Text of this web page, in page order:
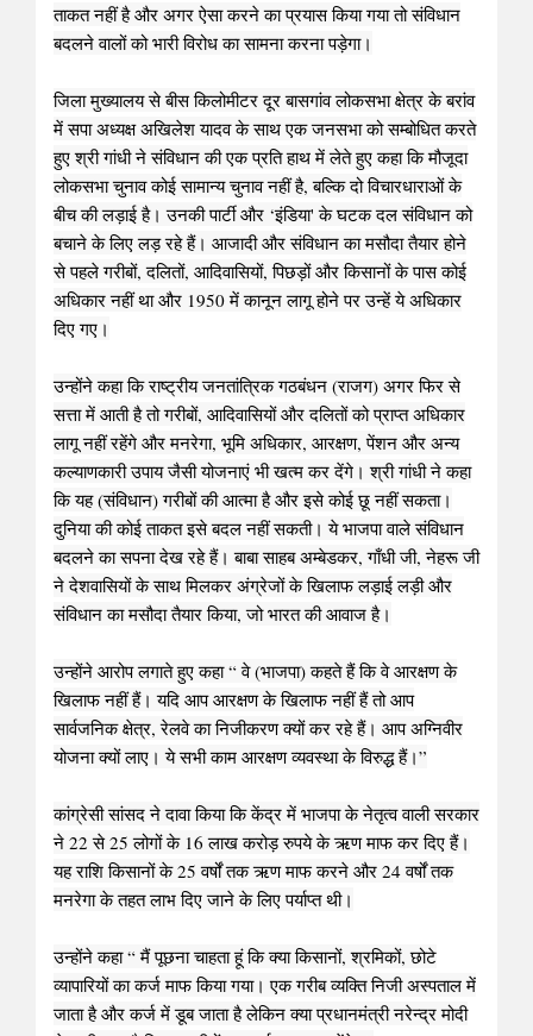
ताकत नहीं है और अगर ऐसा करने का प्रयास किया गया तो संविधान
बदलने वालों को भारी विरोध का सामना करना पड़ेगा।
जिला मुख्यालय से बीस किलोमीटर दूर बासगांव लोकसभा क्षेत्र के बरांव
में सपा अध्यक्ष अखिलेश यादव के साथ एक जनसभा को सम्बोधित करते
हुए श्री गांधी ने संविधान की एक प्रति हाथ में लेते हुए कहा कि मौजूदा
लोकसभा चुनाव कोई सामान्य चुनाव नहीं है, बल्कि दो विचारधाराओं के
बीच की लड़ाई है। उनकी पार्टी और ‘इंडिया' के घटक दल संविधान को
बचाने के लिए लड़ रहे हैं। आजादी और संविधान का मसौदा तैयार होने
से पहले गरीबों, दलितों, आदिवासियों, पिछड़ों और किसानों के पास कोई
अधिकार नहीं था और 1950 में कानून लागू होने पर उन्हें ये अधिकार
दिए गए।
उन्होंने कहा कि राष्ट्रीय जनतांत्रिक गठबंधन (राजग) अगर फिर से
सत्ता में आती है तो गरीबों, आदिवासियों और दलितों को प्राप्त अधिकार
लागू नहीं रहेंगे और मनरेगा, भूमि अधिकार, आरक्षण, पेंशन और अन्य
कल्याणकारी उपाय जैसी योजनाएं भी खत्म कर देंगे। श्री गांधी ने कहा
कि यह (संविधान) गरीबों की आत्मा है और इसे कोई छू नहीं सकता।
दुनिया की कोई ताकत इसे बदल नहीं सकती। ये भाजपा वाले संविधान
बदलने का सपना देख रहे हैं। बाबा साहब अम्बेडकर, गाँधी जी, नेहरू जी
ने देशवासियों के साथ मिलकर अंग्रेजों के खिलाफ लड़ाई लड़ी और
संविधान का मसौदा तैयार किया, जो भारत की आवाज है।
उन्होंने आरोप लगाते हुए कहा “ वे (भाजपा) कहते हैं कि वे आरक्षण के
खिलाफ नहीं हैं। यदि आप आरक्षण के खिलाफ नहीं हैं तो आप
सार्वजनिक क्षेत्र, रेलवे का निजीकरण क्यों कर रहे हैं। आप अग्निवीर
योजना क्यों लाए। ये सभी काम आरक्षण व्यवस्था के विरुद्ध हैं।”
कांग्रेसी सांसद ने दावा किया कि केंद्र में भाजपा के नेतृत्व वाली सरकार
ने 22 से 25 लोगों के 16 लाख करोड़ रुपये के ऋण माफ कर दिए हैं।
यह राशि किसानों के 25 वर्षों तक ऋण माफ करने और 24 वर्षों तक
मनरेगा के तहत लाभ दिए जाने के लिए पर्याप्त थी।
उन्होंने कहा “ मैं पूछना चाहता हूं कि क्या किसानों, श्रमिकों, छोटे
व्यापारियों का कर्ज माफ किया गया। एक गरीब व्यक्ति निजी अस्पताल में
जाता है और कर्ज में डूब जाता है लेकिन क्या प्रधानमंत्री नरेन्द्र मोदी